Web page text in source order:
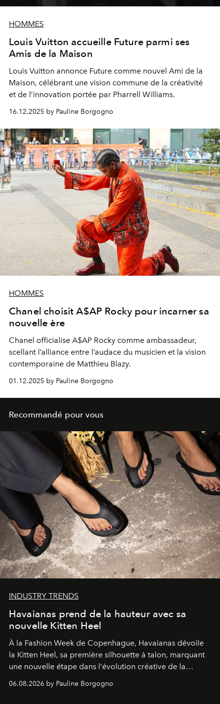
HOMMES
Louis Vuitton accueille Future parmi ses
Amis de la Maison
Louis Vuitton annonce Future comme nouvel Ami de la
Maison, célébrant une vision commune de la créativité
et de l’innovation portée par Pharrell Williams.
16.12.2025 by Pauline Borgogno
HOMMES
Chanel choisit A$AP Rocky pour incarner sa
nouvelle ère
Chanel officialise A$AP Rocky comme ambassadeur,
scellant l’alliance entre l’audace du musicien et la vision
contemporaine de Matthieu Blazy.
01.12.2025 by Pauline Borgogno
Recommandé pour vous
INDUSTRY TRENDS
Havaianas prend de la hauteur avec sa
nouvelle Kitten Heel
À la Fashion Week de Copenhague, Havaianas dévoile
la Kitten Heel, sa première silhouette à talon, marquant
une nouvelle étape dans l'évolution créative de la
06.08.2026 by Pauline Borgogno